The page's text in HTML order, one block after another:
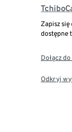
Zapisz
dostępne
Dołącz
Odkryj